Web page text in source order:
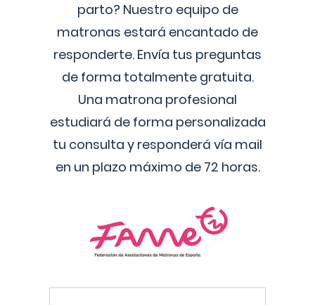
parto? Nuestro equipo de
matronas estará encantado de
responderte. Envía tus preguntas
de forma totalmente gratuita.
Una matrona profesional
estudiará de forma personalizada
tu consulta y responderá vía mail
en un plazo máximo de 72 horas.